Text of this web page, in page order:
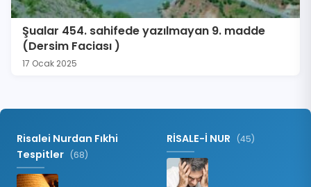
Şualar 454. sahifede yazılmayan 9. madde
(Dersim Faciası )
17 Ocak 2025
Risalei Nurdan Fıkhi
Tespitler (68)
RİSALE-İ NUR (45)